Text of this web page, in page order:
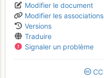
Modifier le document
Modifier les associations
Versions
Traduire
Signaler un problème
CC